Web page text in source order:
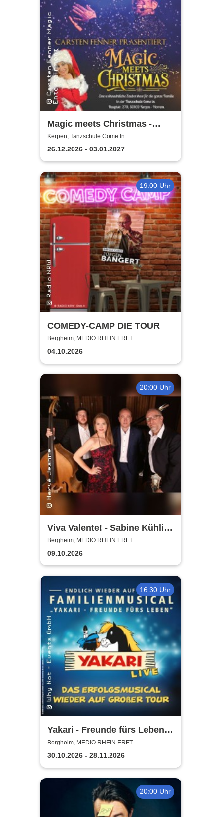
Magic meets Christmas -
Tanzschule Come In
Kerpen, Tanzschule Come In
26.12.2026 - 03.01.2027
19:00 Uhr
COMEDY-CAMP DIE TOUR
Bergheim, MEDIO.RHEIN.ERFT.
04.10.2026
20:00 Uhr
Viva Valente! - Sabine Kühlich
& Jörg Seidel Trio - Tribute to
Catarina Vatente
Bergheim, MEDIO.RHEIN.ERFT.
09.10.2026
16:30 Uhr
Yakari - Freunde fürs Leben -
Das Musical für die ganze
Familie
Bergheim, MEDIO.RHEIN.ERFT.
30.10.2026 - 28.11.2026
20:00 Uhr